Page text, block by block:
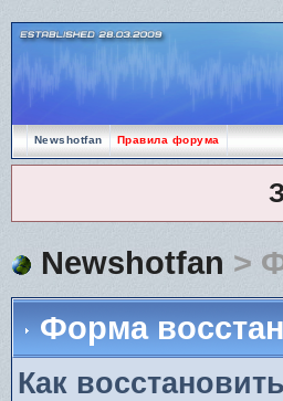
Newshotfan Правила форума
Newshotfan >
Форма
Как